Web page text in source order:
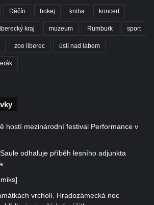
Děčín hokej kniha koncert
liberecký kraj muzeum Rumburk sport
zoo liberec ústí nad labem
hostí mezinárodní festival Performance v
odhaluje příběh lesního adjunkta
vrcholí. Hradozámecká noc